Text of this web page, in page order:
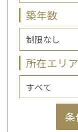
築年数
所在エリア